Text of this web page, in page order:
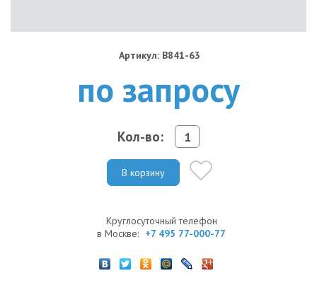
Артикул: B841-63
по запросу
Кол-во:
В корзину
Круглосуточный телефон
в Москве: +7 495 77-000-77